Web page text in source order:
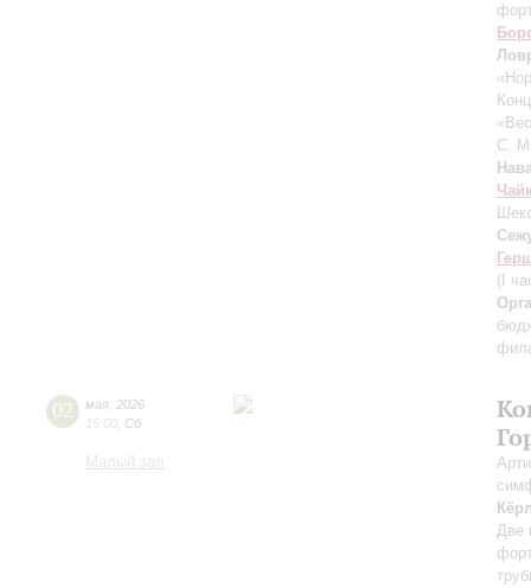
С.
(I
02 мая 2026
15:00 Сб
Малый зал
Две